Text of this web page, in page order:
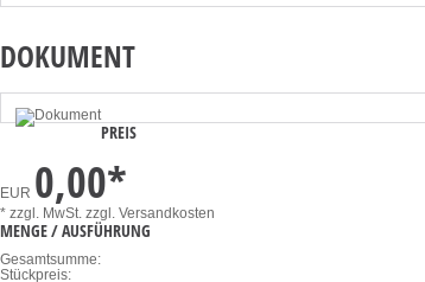
DOKUMENT
PREIS
EUR 0,00*
* zzgl. MwSt. zzgl. Versandkosten
MENGE / AUSFÜHRUNG
Gesamtsumme:
Stückpreis: